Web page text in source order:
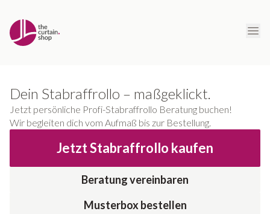
Dein Stabraffrollo – maßgeklickt.
Jetzt persönliche Profi-Stabraffrollo Beratung buchen!
Wir begleiten dich vom Aufmaß bis zur Bestellung.
JetztStabraffrollo kaufen
Beratung vereinbaren
Musterbox bestellen